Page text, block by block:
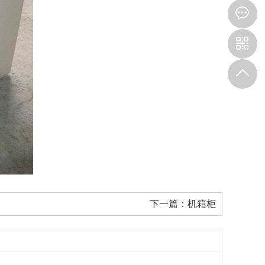
下一篇： 机箱柜